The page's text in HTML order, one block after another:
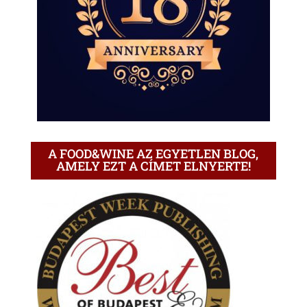
A FOOD&WINE AZ EGYETLEN BLOG,
AMELY EZT A CÍMET ELNYERTE!